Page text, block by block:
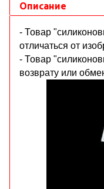
Описание
- Товар
отличаться от
- Товар
возврату или